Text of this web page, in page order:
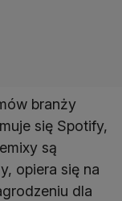
branży
się Spotify,
są
opiera się na
dla